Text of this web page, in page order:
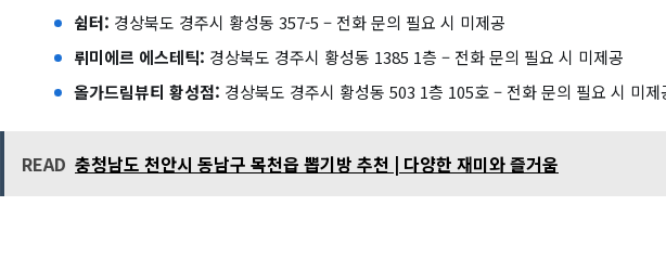
쉼터: 경상북도 경주시 황성동 357-5 – 전화 문의 필요 시 미제공
뤼미에르 에스테틱: 경상북도 경주시 황성동 1385 1층 – 전화 문의 필요 시 미제공
올가드림뷰티 황성점: 경상북도 경주시 황성동 503 1층 105호 – 전화 문의 필요 시 미제
READ 충청남도 천안시 동남구 목천읍 뽑기방 추천 | 다양한 재미와 즐거움